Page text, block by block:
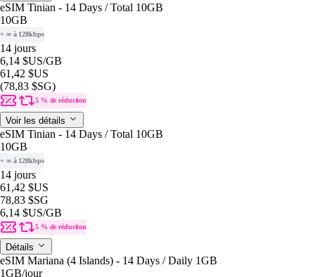
eSIM Tinian - 14 Days / Total 10GB
10GB
+ ∞ à 128kbps
14 jours
6,14 $US/GB
61,42 $US
(78,83 $SG)
5 % de réduction
Voir les détails
eSIM Tinian - 14 Days / Total 10GB
10GB
+ ∞ à 128kbps
14 jours
61,42 $US
78,83 $SG
6,14 $US/GB
5 % de réduction
Détails
eSIM Mariana (4 Islands) - 14 Days / Daily 1GB
1GB/jour